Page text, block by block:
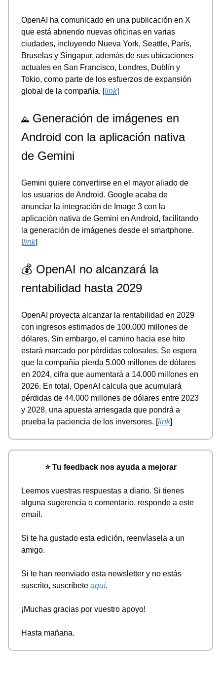
OpenAI ha comunicado en una publicación en X
que está abriendo nuevas oficinas en varias
ciudades, incluyendo Nueva York, Seattle, París,
Bruselas y Singapur, además de sus ubicaciones
actuales en San Francisco, Londres, Dublín y
Tokio, como parte de los esfuerzos de expansión
global de la compañía. [link]
🌄 Generación de imágenes en
Android con la aplicación nativa
de Gemini
Gemini quiere convertirse en el mayor aliado de
los usuarios de Android. Google acaba de
anunciar la integración de Image 3 con la
aplicación nativa de Gemini en Android, facilitando
la generación de imágenes desde el smartphone.
[link]
💰 OpenAI no alcanzará la
rentabilidad hasta 2029
OpenAI proyecta alcanzar la rentabilidad en 2029
con ingresos estimados de 100.000 millones de
dólares. Sin embargo, el camino hacia ese hito
estará marcado por pérdidas colosales. Se espera
que la compañía pierda 5.000 millones de dólares
en 2024, cifra que aumentará a 14.000 millones en
2026. En total, OpenAI calcula que acumulará
pérdidas de 44.000 millones de dólares entre 2023
y 2028, una apuesta arriesgada que pondrá a
prueba la paciencia de los inversores. [link]
⭐ Tu feedback nos ayuda a mejorar
Leemos vuestras respuestas a diario. Si tienes
alguna sugerencia o comentario, responde a este
email.
Si te ha gustado esta edición, reenvíasela a un
amigo.
Si te han reenviado esta newsletter y no estás
suscrito, suscríbete aquí.
¡Muchas gracias por vuestro apoyo!
Hasta mañana.